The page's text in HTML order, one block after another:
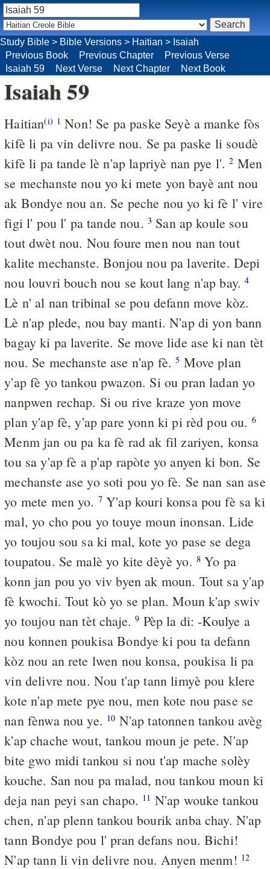
Study Bible > Bible Versions > Haitian > Isaiah
Previous Book
Previous Chapter
Previous Verse
Isaiah 59
Next Verse Next Chapter Next Book
Isaiah 59
Haitian(i) 1 Non! Se pa paske Seyè a manke fòs
kifè li pa vin delivre nou. Se pa paske li soudè
kifè li pa tande lè n'ap lapriyè nan pye l'.2 Men
se mechanste nou yo ki mete yon bayè ant nou
ak Bondye nou an. Se peche nou yo ki fè l' vire
figi l' pou l' pa tande nou. 3 San ap koule sou
tout dwèt nou. Nou foure men nou nan tout
kalite mechanste. Bonjou nou pa laverite. Depi
nou louvri bouch nou se kout lang n'ap bay.4
Lè n' al nan tribinal se pou defann move kòz.
Lè n'ap plede, nou bay manti. N'ap di yon bann
bagay ki pa laverite. Se move lide ase ki nan tèt
nou. Se mechanste ase n'ap fè.5 Move plan
y'ap fè yo tankou pwazon. Si ou pran ladan yo
nanpwen rechap. Si ou rive kraze yon move
plan y'ap fè, y'ap pare yonn ki pi rèd pou ou. 6
Menm jan ou pa ka fè rad ak fil zariyen, konsa
tou sa y'ap fè a p'ap rapòte yo anyen ki bon. Se
mechanste ase yo soti pou yo fè. Se nan san ase
yo mete men yo. 7Y'ap kouri konsa pou fè sa ki
mal, yo cho pou yo touye moun inonsan. Lide
yo toujou sou sa ki mal, kote yo pase se dega
toupatou. Se malè yo kite dèyè yo. 8 Yo pa
konn jan pou yo viv byen ak moun. Tout sa y'ap
fè kwochi. Tout kò yo se plan. Moun k'ap swiv
yo toujou nan tèt chaje.9 Pèp la di: -Koulye a
nou konnen poukisa Bondye ki pou ta defann
kòz nou an rete lwen nou konsa, poukisa li pa
vin delivre nou. Nou t'ap tann limyè pou klere
kote n'ap mete pye nou, men kote nou pase se
nan fènwa nou ye. 10 N'ap tatonnen tankou avèg
k'ap chache wout, tankou moun je pete. N'ap
bite gwo midi tankou si nou t'ap mache solèy
kouche. San nou pa malad, nou tankou moun ki
deja nan peyi san chapo. 11 N'ap wouke tankou
chen, n'ap plenn tankou bourik anba chay. N'ap
tann Bondye pou l' pran defans nou. Bichi!
N'ap tann li vin delivre nou. Anyen menm! 12